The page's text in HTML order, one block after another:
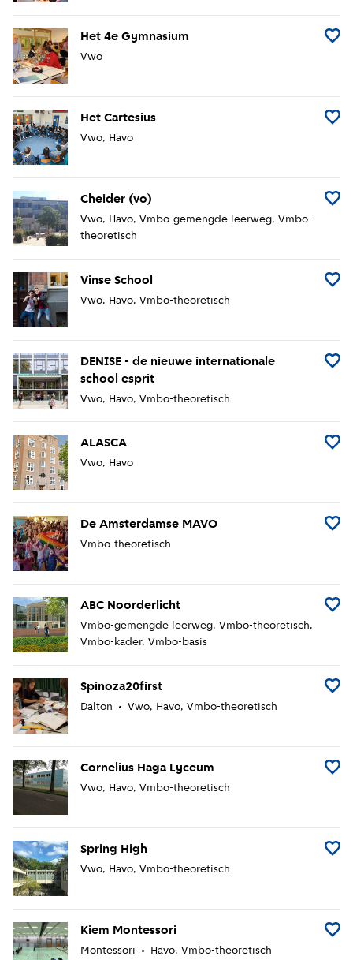
Het 4e Gymnasium
Voeg
Vwo
Het Cartesius
Voeg
Vwo Havo
Cheider (vo)
Voeg
Vwo Havo Vmbo-gemengde leerweg Vmbo-
theoretisch
Vinse School
Voeg
Vwo Havo Vmbo-theoretisch
DENISE - de nieuwe internationale
school esprit
Voeg
Vwo Havo Vmbo-theoretisch
ALASCA
Voeg
Vwo Havo
De Amsterdamse MAVO
Voeg
Vmbo-theoretisch
ABC Noorderlicht
Voeg
Vmbo-gemengde leerweg Vmbo-theoretisch
Vmbo-kader Vmbo-basis
Spinoza20first
Voeg
Dalton
Vwo Havo Vmbo-theoretisch
Cornelius Haga Lyceum
Voeg
Vwo Havo Vmbo-theoretisch
Spring High
Voeg
Vwo Havo Vmbo-theoretisch
Kiem Montessori
Voeg
Montessori
Havo Vmbo-theoretisch